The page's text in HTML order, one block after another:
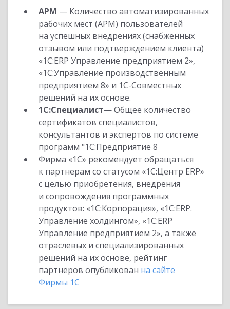
АРМ — Количество автоматизированных
рабочих мест (АРМ) пользователей
на успешных внедрениях (снабженных
отзывом или подтверждением клиента)
«1С:ERP Управление предприятием 2»,
«1С:Управление производственным
предприятием 8» и 1С-Совместных
решений на их основе.
1С:Специалист— Общее количество
сертификатов специалистов,
консультантов и экспертов по системе
программ "1С:Предприятие 8
Фирма «1С» рекомендует обращаться
к партнерам со статусом «1С:Центр ERP»
с целью приобретения, внедрения
и сопровождения программных
продуктов: «1С:Корпорация», «1С:ERP.
Управление холдингом», «1С:ERP
Управление предприятием 2», а также
отраслевых и специализированных
решений на их основе, рейтинг
партнеров опубликован на сайте
Фирмы 1С